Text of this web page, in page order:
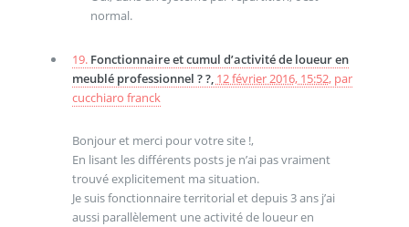
normal.
19. Fonctionnaire et cumul d’activité de loueur en
meublé professionnel ? ?, 12 février 2016, 15:52, par
cucchiaro franck
Bonjour et merci pour votre site !,
En lisant les différents posts je n’ai pas vraiment
trouvé explicitement ma situation.
Je suis fonctionnaire territorial et depuis 3 ans j’ai
aussi parallèlement une activité de loueur en